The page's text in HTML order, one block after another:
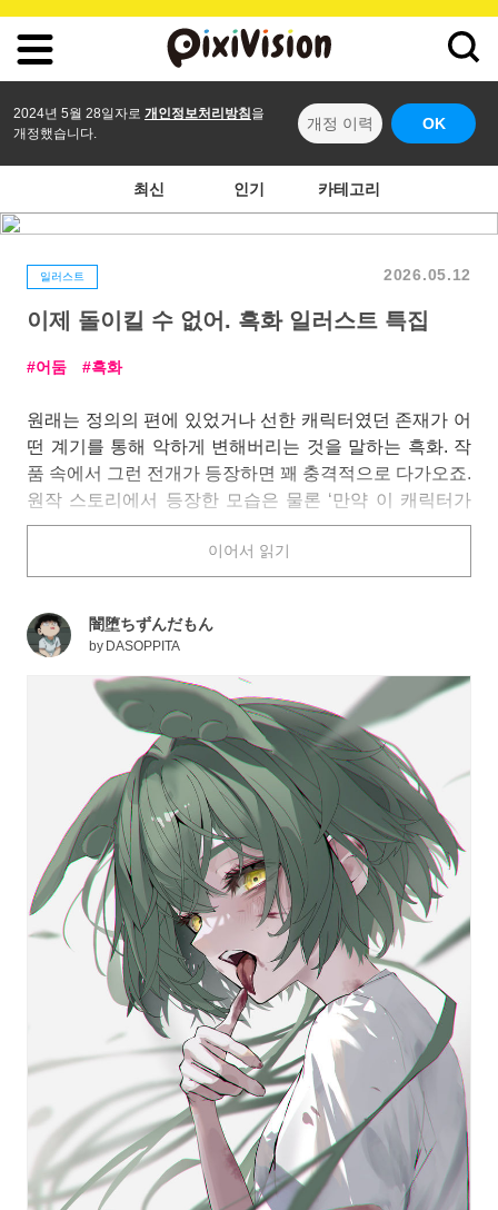
2024년 5월 28일자로 개인정보처리방침 을
개정했습니다.
개정 이력 OK
최신 인기 카테고리
일러스트 2026.05.12
이제 돌이킬 수 없어. 흑화 일러스트 특집
어둠 흑화
원래는 정의의 편에 있었거나 선한 캐릭터였던 존재가 어
떤 계기를 통해 악하게 변해버리는 것을 말하는 흑화. 작
품 속에서 그런 전개가 등장하면 꽤 충격적으로 다가오죠.
원작 스토리에서 등장한 모습은 물론 ‘만약 이 캐릭터가
흑화한다면?’이라는 상상을 담은 작품들도 pixiv에서 많
오늘은 흑화를 테마로 한 일러스트 특집을 준비했습니다.
이어서 읽기
闇堕ちずんだもん
by DASOPPITA